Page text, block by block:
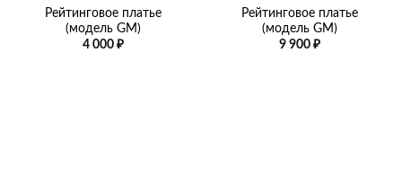
Рейтинговое платье
(модель GM)
4 000 ₽
Рейтинговое платье
(модель GM)
9 900 ₽